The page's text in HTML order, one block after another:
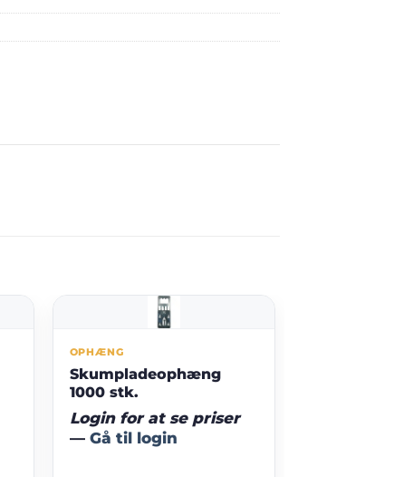
OPHÆNG
Skumpladeophæng
1000 stk.
Login for at se priser
— Gå til login